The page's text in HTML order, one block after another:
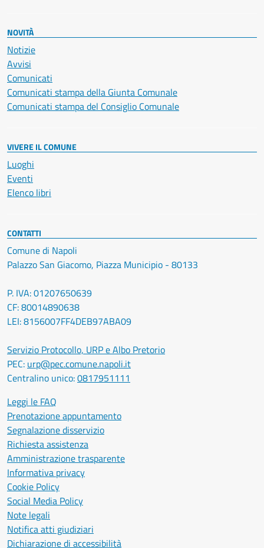
NOVITÀ
Notizie
Avvisi
Comunicati
Comunicati stampa della Giunta Comunale
Comunicati stampa del Consiglio Comunale
VIVERE IL COMUNE
Luoghi
Eventi
Elenco libri
CONTATTI
Comune di Napoli
Palazzo San Giacomo, Piazza Municipio - 80133
P. IVA: 01207650639
CF: 80014890638
LEI: 8156007FF4DEB97ABA09
Servizio Protocollo, URP e Albo Pretorio
PEC: urp@pec.comune.napoli.it
Centralino unico:0817951111
Leggi le FAQ
Prenotazione appuntamento
Segnalazione disservizio
Richiesta assistenza
Amministrazione trasparente
Informativa privacy
Cookie Policy
Social Media Policy
Note legali
Notifica atti giudiziari
Dichiarazione di accessibilità